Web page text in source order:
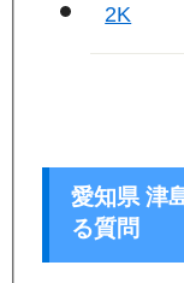
2K
愛知県 津
る質問